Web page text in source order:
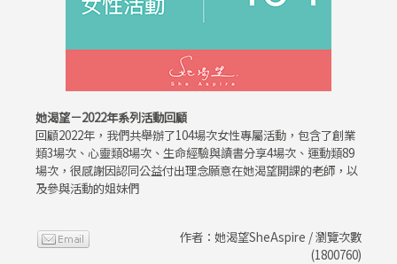
她渴望－2022年系列活動回顧
回顧2022年，我們共舉辦了104場次女性專屬活動，包含了創業
類3場次、心靈類8場次、生命經驗與讀書分享4場次、運動類89
場次，很感謝因認同公益付出理念願意在她渴望開課的老師，以
及參與活動的姐妹們
作者：她渴望SheAspire / 瀏覽次數
(1800760)